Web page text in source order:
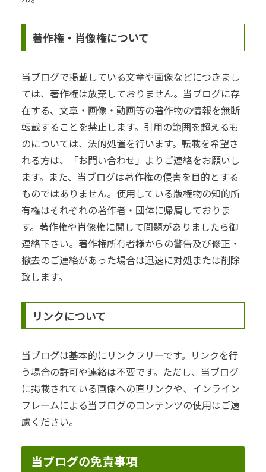
著作権・肖像権について
当ブログで掲載している文章や画像などにつきまし
ては、著作権は放棄しておりません。当ブログに存
在する、文章・画像・動画等の著作物の情報を無断
転載することを禁止します。引用の範囲を超えるも
のについては、法的処置を行います。転載を希望さ
れる方は、「お問い合わせ」よりご連絡をお願いし
ます。また、当ブログは著作権の侵害を目的とする
ものではありません。使用している版権物の知的所
有権はそれぞれの著作者・団体に帰属しておりま
す。著作権や肖像権に関して問題がありましたら御
連絡下さい。著作権所有者様からの警告及び修正・
撤去のご連絡があった場合は迅速に対処または削除
致します。
リンクについて
当ブログは基本的にリンクフリーです。リンクを行
う場合の許可や連絡は不要です。ただし、当ブログ
に掲載されている画像への直リンクや、インライン
フレームによる当ブログのコンテンツの使用はご遠
慮ください。
当ブログの免責事項